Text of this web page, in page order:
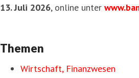
13. Juli 2026, online unter
Themen
Wirtschaft, Finanzwesen